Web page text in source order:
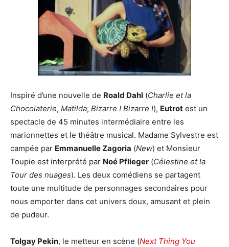
Inspiré d’une nouvelle de Roald Dahl (Charlie et la
Chocolaterie, Matilda, Bizarre ! Bizarre !), Eutrot est un
spectacle de 45 minutes intermédiaire entre les
marionnettes et le théâtre musical. Madame Sylvestre est
campée par Emmanuelle Zagoria (New) et Monsieur
Toupie est interprété par Noé Pflieger (Célestine et la
Tour des nuages). Les deux comédiens se partagent
toute une multitude de personnages secondaires pour
nous emporter dans cet univers doux, amusant et plein
de pudeur.
Tolgay Pekin, le metteur en scène (Next Thing You